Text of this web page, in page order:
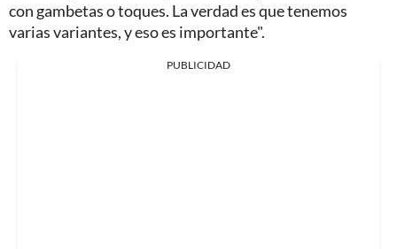
con gambetas o toques. La verdad es que tenemos
varias variantes, y eso es importante".
PUBLICIDAD